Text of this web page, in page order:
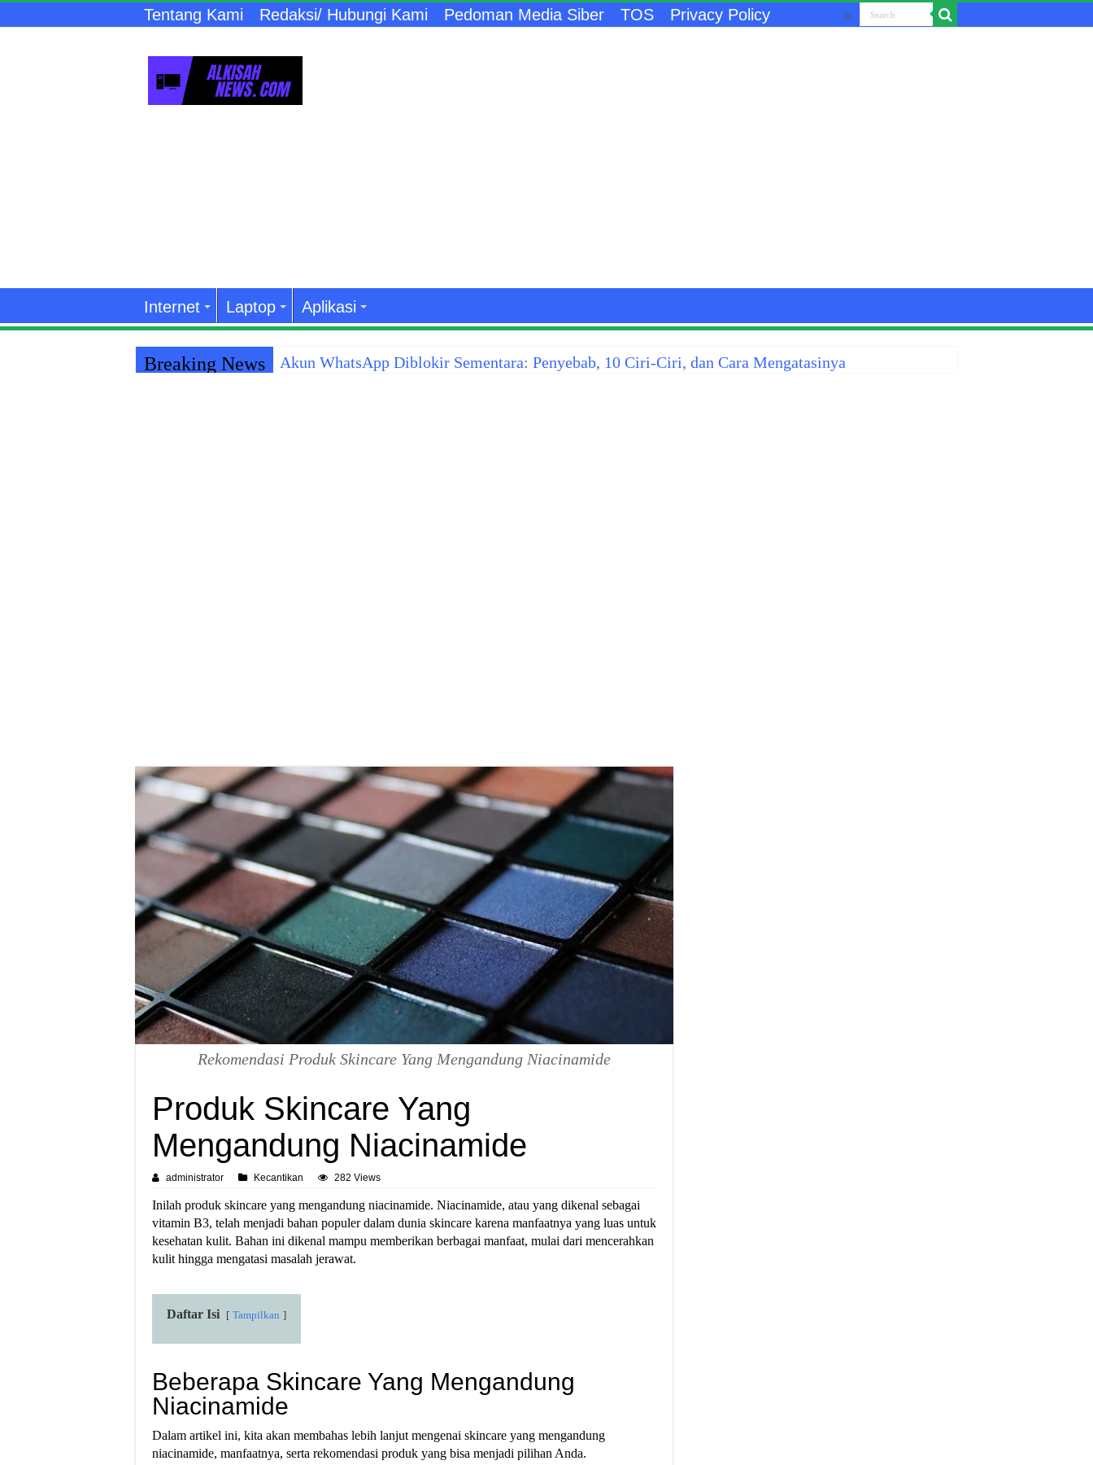
Tentang Kami Redaksi/ Hubungi Kami Pedoman Media Siber TOS Privacy Policy
Internet Laptop Aplikasi
Breaking News Akun WhatsApp Diblokir Sementara: Penyebab, 10 Ciri-Ciri, dan Cara Mengatasinya
Rekomendasi Produk Skincare Yang Mengandung Niacinamide
Produk Skincare Yang
Mengandung Niacinamide
administrator Kecantikan 282 Views
Inilah produk skincare yang mengandung niacinamide. Niacinamide, atau yang dikenal sebagai
vitamin B3, telah menjadi bahan populer dalam dunia skincare karena manfaatnya yang luas untuk
kesehatan kulit. Bahan ini dikenal mampu memberikan berbagai manfaat, mulai dari mencerahkan
kulit hingga mengatasi masalah jerawat.
Daftar Isi Tampilkan
Beberapa Skincare Yang Mengandung
Niacinamide
Dalam artikel ini, kita akan membahas lebih lanjut mengenai skincare yang mengandung
niacinamide, manfaatnya, serta rekomendasi produk yang bisa menjadi pilihan Anda.